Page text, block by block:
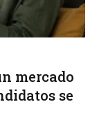
mercado
se